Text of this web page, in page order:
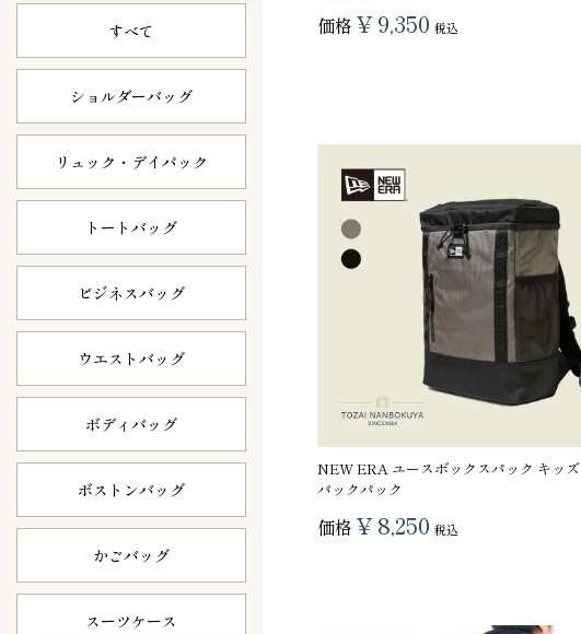
すべて
ショルダーバッグ
リュック・ デイパック
トートバッグ
ビジネスバッグ
ウエストバッグ
ボディバッグ
ボストンバッグ
かごバッグ
スーツケース
価格 ¥ 9,350 税込
NEW ERA ユースボックスパック キッズ
バックパック
価格 ¥ 8,250 税込